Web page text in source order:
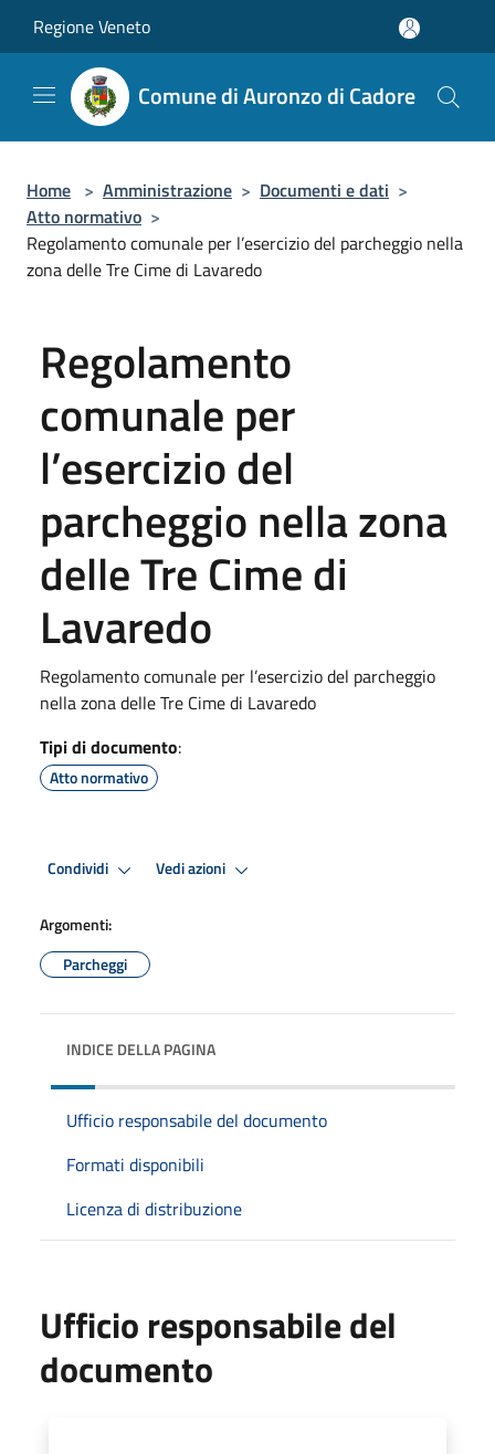
Regione Veneto
Comune di Auronzo di Cadore
Home > Amministrazione > Documenti e dati >
Atto normativo >
Regolamento comunale per l’esercizio del parcheggio nella
zona delle Tre Cime di Lavaredo
Regolamento
comunale per
l’esercizio del
parcheggio nella zona
delle Tre Cime di
Lavaredo
Regolamento comunale per l’esercizio del parcheggio
nella zona delle Tre Cime di Lavaredo
Tipi di documento:
Atto normativo
Condividi Vedi azioni
Argomenti:
Parcheggi
INDICE DELLA PAGINA
Ufficio responsabile del documento
Formati disponibili
Licenza di distribuzione
Ufficio responsabile del
documento